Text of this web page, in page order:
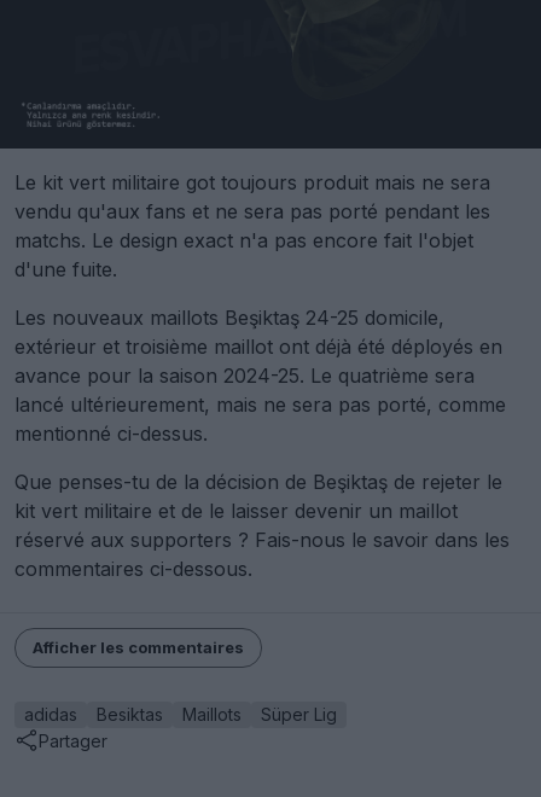
Le kit vert militaire got toujours produit mais ne sera
vendu qu'aux fans et ne sera pas porté pendant les
matchs. Le design exact n'a pas encore fait l'objet
d'une fuite.
Les nouveaux maillots Beşiktaş 24-25 domicile,
extérieur et troisième maillot ont déjà été déployés en
avance pour la saison 2024-25. Le quatrième sera
lancé ultérieurement, mais ne sera pas porté, comme
mentionné ci-dessus.
Que penses-tu de la décision de Beşiktaş de rejeter le
kit vert militaire et de le laisser devenir un maillot
réservé aux supporters ? Fais-nous le savoir dans les
commentaires ci-dessous.
Afficher les commentaires
adidas Besiktas Maillots
Süper Lig
Partager